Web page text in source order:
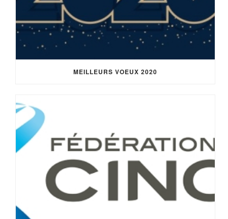
MEILLEURS VOEUX 2020